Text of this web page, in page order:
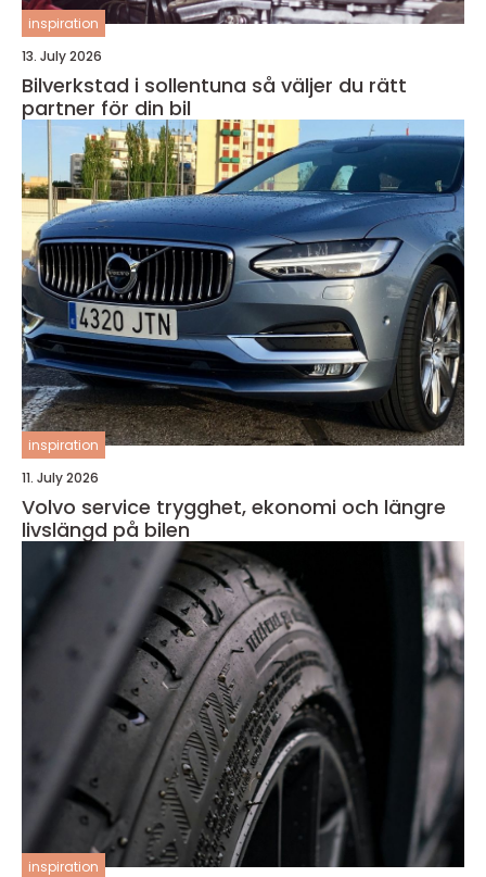
inspiration
13. July 2026
Bilverkstad i sollentuna så väljer du rätt
partner för din bil
inspiration
11. July 2026
Volvo service trygghet, ekonomi och längre
livslängd på bilen
inspiration